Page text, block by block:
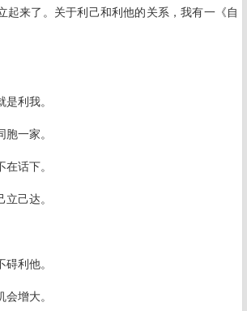
起来了。关于利己和利他的关系，我有一《自
利我。
一家。
话下。
己达。
利他。
增大。